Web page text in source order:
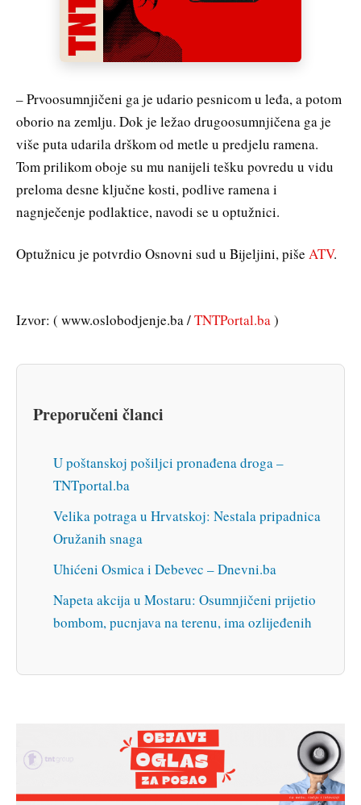
– Prvoosumnjičeni ga je udario pesnicom u leđa, a potom
oborio na zemlju. Dok je ležao drugoosumnjičena ga je
više puta udarila drškom od metle u predjelu ramena.
Tom prilikom oboje su mu nanijeli tešku povredu u vidu
preloma desne ključne kosti, podlive ramena i
nagnječenje podlaktice, navodi se u optužnici.
Optužnicu je potvrdio Osnovni sud u Bijeljini, piše ATV.
Izvor: ( www.oslobodjenje.ba /TNTPortal.ba)
Preporučeni članci
U poštanskoj pošiljci pronađena droga –
TNTportal.ba
Velika potraga u Hrvatskoj: Nestala pripadnica
Oružanih snaga
Uhićeni Osmica i Debevec – Dnevni.ba
Napeta akcija u Mostaru: Osumnjičeni prijetio
bombom, pucnjava na terenu, ima ozlijeđenih